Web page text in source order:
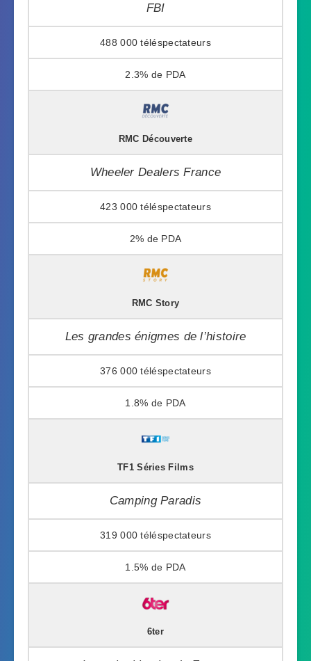
FBI
488 000
2.3%
RMC Découverte
Wheeler Dealers France
423 000
2%
RMC Story
Les grandes énigmes de l’histoire
376 000
1.8%
TF1 Séries Films
Camping Paradis
319 000
1.5%
6ter